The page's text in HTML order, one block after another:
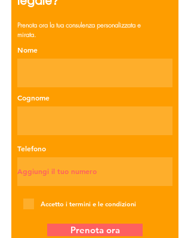
Prenota ora la tua consulenza personalizzata e
mirata.
Nome
Cognome
Telefono
Accetto i termini e le condizioni
Prenota ora